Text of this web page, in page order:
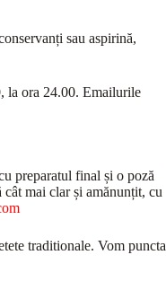
sau aspirină,
la ora 24.00. Emailurile
preparatul final și o poză
mai clar și amănunțit, cu
traditionale. Vom puncta